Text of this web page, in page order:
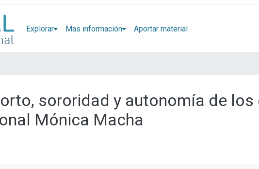
Explorar Mas información Aportar material
sororidad y autonomía de
Mónica Macha